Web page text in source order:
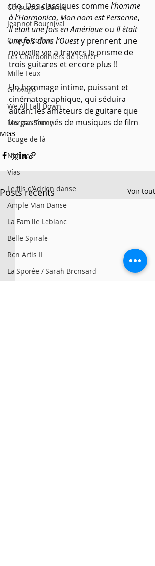
Corpuscule Danse
Jeannot Bournival
Cirque Collini
Les Charbonniers de l'enfer
Mille Feux
Girovago
We All Fall Down
Morgan Toney
Bouge de là
Nunne
Vías
Le fils d’Adrien danse
Ample Man Danse
La Famille Leblanc
Belle Spirale
Ron Artis II
La Sporée / Sarah Bronsard
trio. Des classiques comme l’homme
à l’Harmonica, Mon nom est Personne,
Il était une fois en Amérique ou Il était
une fois dans l’Ouest y prennent une
nouvelle vie à travers le prisme de
trois guitares et encore plus !!
Un hommage intime, puissant et
cinématographique, qui séduira
autant les amateurs de guitare que
les passionnés de musiques de film.
MG3
Posts récents Voir tout